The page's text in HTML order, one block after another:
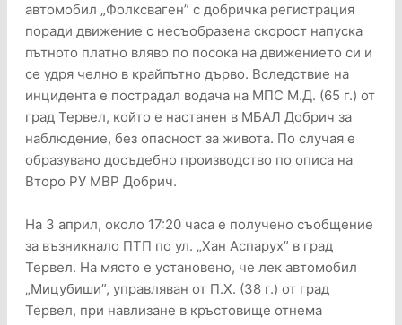
автомобил „Фолксваген” с добричка регистрация
поради движение с несъобразена скорост напуска
пътното платно вляво по посока на движението си и
се удря челно в крайпътно дърво. Вследствие на
инцидента е пострадал водача на МПС М.Д. (65 г.) от
град Тервел, който е настанен в МБАЛ Добрич за
наблюдение, без опасност за живота. По случая е
образувано досъдебно производство по описа на
Второ РУ МВР Добрич.
На 3 април, около 17:20 часа е получено съобщение
за възникнало ПТП по ул. „Хан Аспарух” в град
Тервел. На място е установено, че лек автомобил
„Мицубиши”, управляван от П.Х. (38 г.) от град
Тервел, при навлизане в кръстовище отнема